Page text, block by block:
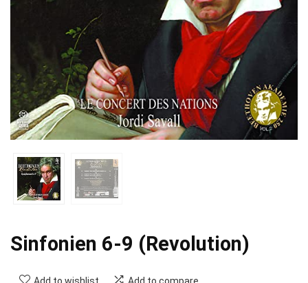
Sinfonien 6-9 (Revolution)
Add to wishlist Add to compare